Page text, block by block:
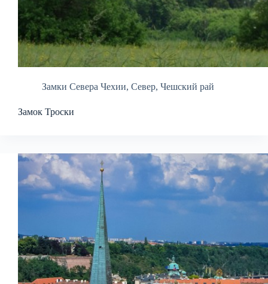
Замки Севера Чехии, Север, Чешский рай
Замок Троски